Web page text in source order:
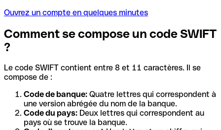
Ouvrez un compte en quelques minutes
Comment se compose un code SWIFT
?
Le code SWIFT contient entre 8 et 11 caractères. Il se
compose de :
Code de banque: Quatre lettres qui correspondent à
une version abrégée du nom de la banque.
Code du pays: Deux lettres qui correspondent au
pays où se trouve la banque.